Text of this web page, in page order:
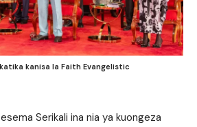
kanisa la Faith Evangelistic
Serikali ina nia ya kuongeza